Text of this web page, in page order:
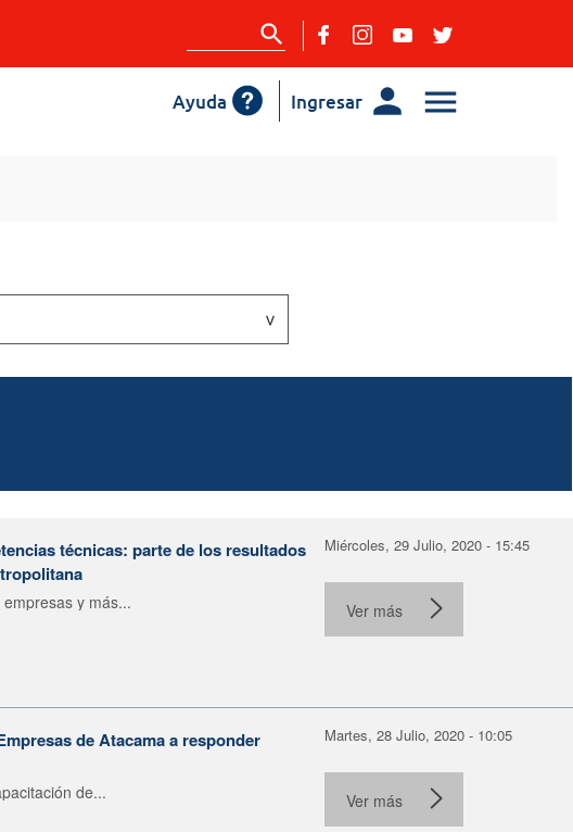
Ingresar
Ayuda
técnicas: parte de los resultados
y más...
Miércoles, 29 Julio, 2020 - 15:45
Ver más
de Atacama a responder
de...
Martes, 28 Julio, 2020 - 10:05
Ver más